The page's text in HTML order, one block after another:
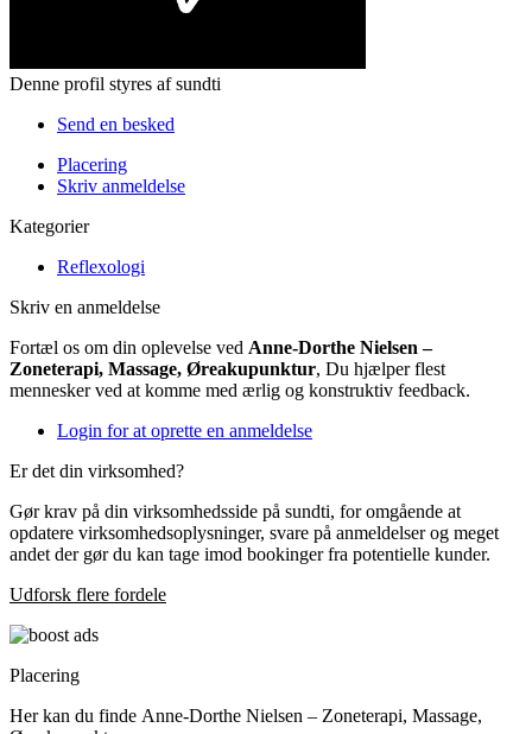
Denne profil styres af sundti
Send en besked
Placering
Skriv anmeldelse
Kategorier
Reflexologi
Skriv en anmeldelse
Fortæl os om din oplevelse ved Anne-Dorthe Nielsen –
Zoneterapi, Massage, Øreakupunktur, Du hjælper flest
mennesker ved at komme med ærlig og konstruktiv feedback.
Login for at oprette en anmeldelse
Er det din virksomhed?
Gør krav på din virksomhedsside på sundti, for omgående at
opdatere virksomhedsoplysninger, svare på anmeldelser og meget
andet der gør du kan tage imod bookinger fra potentielle kunder.
Udforsk flere fordele
Placering
Her kan du finde Anne-Dorthe Nielsen – Zoneterapi, Massage,